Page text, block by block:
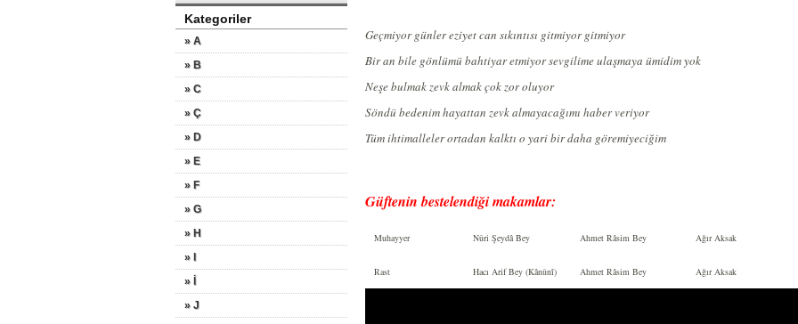
Kategoriler
» A
» B
» C
» Ç
» D
» E
» F
» G
» H
» I
» İ
» J
Geçmiyor günler eziyet can sıkıntısı gitmiyor gitmiyor
Bir an bile gönlümü bahtiyar etmiyor sevgilime ulaşmaya ümidim yok
Neşe bulmak zevk almak çok zor oluyor
Söndü bedenim hayattan zevk almayacağımı haber veriyor
Tüm ihtimalleler ortadan kalktı o yari bir daha göremiyeciğim
Güftenin bestelendiği makamlar:
Muhayyer Nûri Şeydâ Bey Ahmet Râsim Bey Ağır Aksak
Rast Hacı Arif Bey (Kânûnî) Ahmet Râsim Bey Ağır Aksak